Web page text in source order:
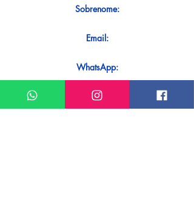
Sobrenome:
Email:
WhatsApp:
Mensagem: